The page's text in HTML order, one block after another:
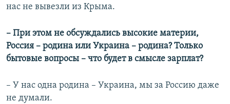
нас не вывезли из Крыма.
– При этом не обсуждались высокие материи,
Россия – родина или Украина – родина? Только
бытовые вопросы – что будет в смысле зарплат?
– У нас одна родина – Украина, мы за Россию даже
не думали.